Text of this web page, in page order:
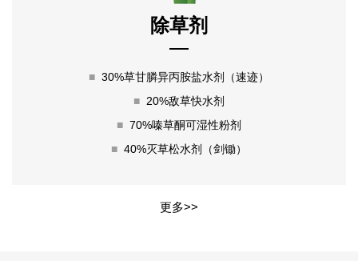
除草剂
■ 30%草甘膦异丙胺盐水剂（速迹）
■ 20%敌草快水剂
■ 70%嗪草酮可湿性粉剂
■ 40%灭草松水剂（剑锄）
更多>>